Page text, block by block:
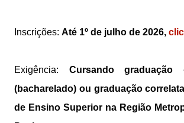
Inscrições: Até 1º de julho de 2026,
Exigência: Cursando graduação
(bacharelado) ou graduação
de Ensino Superior na Região